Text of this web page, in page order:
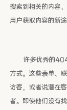
搜索到相关的内容
用户获取内容的新
许多优秀的
方式。这些表单、
访客，或者说潜在
者。即使他们没有